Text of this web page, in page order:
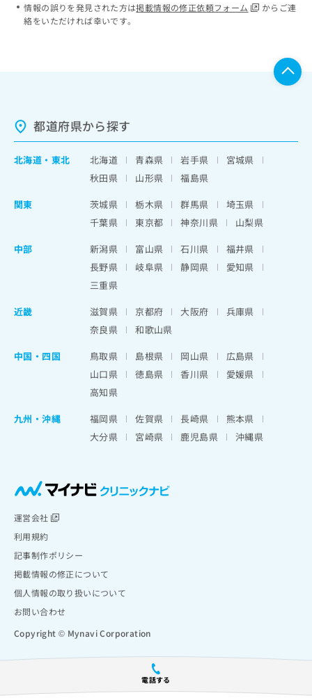
電話する
情報の誤りを発見された方は掲載情報の修正依頼フォーム
からご連
絡をいただければ幸いです。
都道府県から探す
北海道 ・ 東北 北海道 青森県 岩手県
宮城県
秋田県
山形県
福島県
関東
茨城県 栃木県 群馬県
埼玉県
千葉県
東京都 神奈川県
山梨県
中部
新潟県 富山県 石川県
福井県
長野県
岐阜県 静岡県
愛知県
三重県
近畿
滋賀県 京都府 大阪府
兵庫県
奈良県
和歌山県
中国・四国
鳥取県 島根県 岡山県
広島県
山口県
徳島県 香川県
愛媛県
高知県
九州・沖縄
福岡県 佐賀県 長崎県
熊本県
大分県
宮崎県 鹿児島県 沖縄県
運営会社
利用規約
記事制作ポリシー
掲載情報の修正について
個人情報の取り扱いについて
お問い合わせ
Copyright © Mynavi Corporation